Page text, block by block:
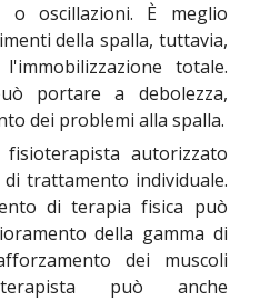
o oscillazioni. È meglio
della spalla, tuttavia,
totale.
portare a debolezza,
dei problemi alla spalla.
autorizzato
trattamento individuale.
di terapia fisica può
della gamma di
dei muscoli
può anche